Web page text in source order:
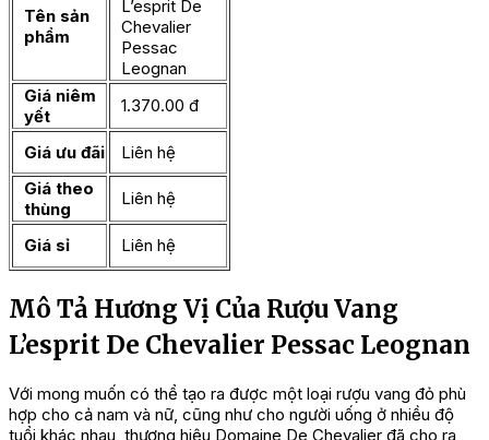
Tên sản
phẩm
L’esprit De
Chevalier
Pessac
Leognan
Giá niêm
yết
1.370.00 đ
Giá ưu đãi
Liên hệ
Giá theo
thùng
Liên hệ
Giá sỉ Liên hệ
Mô Tả Hương Vị Của Rượu Vang
L’esprit De Chevalier Pessac Leognan
Với mong muốn có thể tạo ra được một loại rượu vang đỏ phù
hợp cho cả nam và nữ, cũng như cho người uống ở nhiều độ
tuổi khác nhau, thương hiệu Domaine De Chevalier đã cho ra